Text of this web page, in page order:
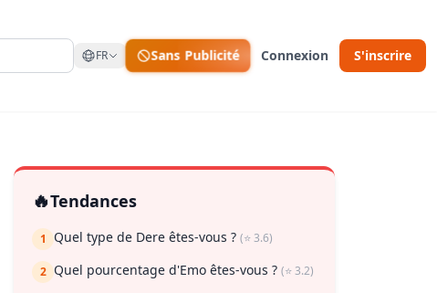
FR Sans Publicité Connexion S'inscrire
🔥Tendances
1 Quel type de Dere êtes-vous ? (⭐ 3.6)
2 Quel pourcentage d'Emo êtes-vous ? (⭐ 3.2)